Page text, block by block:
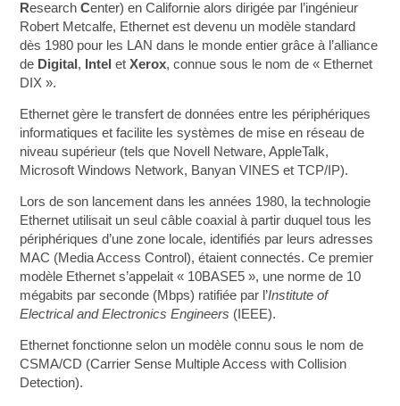
ResearchCenter) en Californie alors dirigée par l’ingénieur
Robert Metcalfe, Ethernet est devenu un modèle standard
dès 1980 pour les LAN dans le monde entier grâce à l’alliance
de Digital , Intel etXerox, connue sous le nom de « Ethernet
DIX ».
Ethernet gère le transfert de données entre les périphériques
informatiques et facilite les systèmes de mise en réseau de
niveau supérieur (tels que Novell Netware, AppleTalk,
Microsoft Windows Network, Banyan VINES et TCP/IP).
Lors de son lancement dans les années 1980, la technologie
Ethernet utilisait un seul câble coaxial à partir duquel tous les
périphériques d’une zone locale, identifiés par leurs adresses
MAC (Media Access Control), étaient connectés. Ce premier
modèle Ethernet s’appelait « 10BASE5 », une norme de 10
mégabits par seconde (Mbps) ratifiée par l’Institute of
Electrical and Electronics Engineers (IEEE).
Ethernet fonctionne selon un modèle connu sous le nom de
CSMA/CD (Carrier Sense Multiple Access with Collision
Detection).